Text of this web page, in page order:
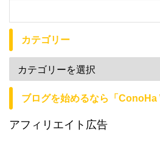
カテゴリー
ブログを始めるなら「ConoHa
アフィリエイト広告